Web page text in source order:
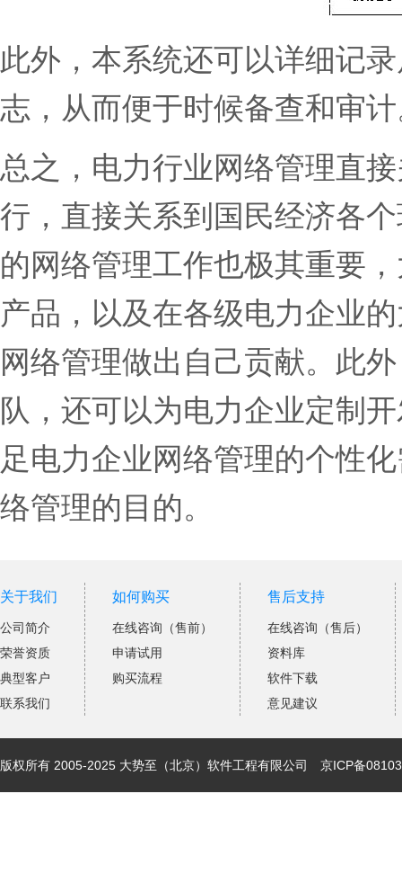
此外，本系统还可以详细记
志，从而便于时候备查和审
总之，电力行业网络管理直
行，直接关系到国民经济各
的网络管理工作也极其重要
产品，以及在各级电力企业
网络管理做出自己贡献。此
队，还可以为电力企业定制
足电力企业网络管理的个性
络管理的目的。
关于我们
公司简介
荣誉资质
典型客户
联系我们
如何购买
在线咨询（售前）
申请试用
购买流程
售后支持
在线咨询（售后）
资料库
软件下载
意见建议
版权所有 2005-2025 大势至（北京）软件工程有限公司 京ICP备